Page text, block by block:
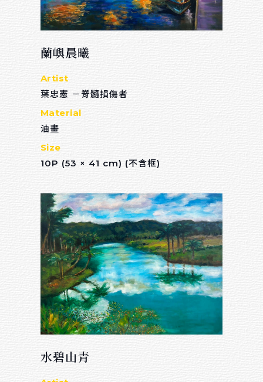
$ 100,000 －
蘭嶼晨曦
Artist
葉忠憲 －脊髓損傷者
Material
油畫
Size
10P (53 × 41 cm) (不含框)
水碧山青